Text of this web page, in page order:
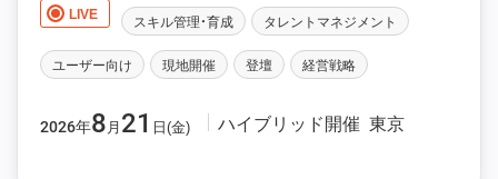
LIVE スキル管理・育成 タレントマネジメント
ユーザー向け 現地開催 登壇 経営戦略
2026年8 月 21 日(金) ハイブリッド開催 東京